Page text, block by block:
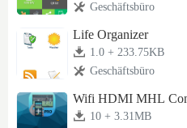
Geschäftsbüro
Life Organizer
1.0 + 233.75KB
Geschäftsbüro
Wifi HDMI MHL
10 + 3.31MB